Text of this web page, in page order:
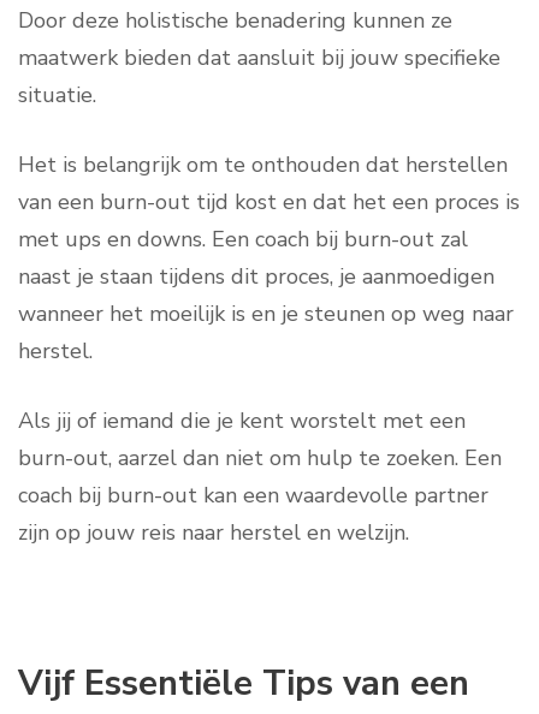
Door deze holistische benadering kunnen ze
maatwerk bieden dat aansluit bij jouw specifieke
situatie.
Het is belangrijk om te onthouden dat herstellen
van een burn-out tijd kost en dat het een proces is
met ups en downs. Een coach bij burn-out zal
naast je staan tijdens dit proces, je aanmoedigen
wanneer het moeilijk is en je steunen op weg naar
herstel.
Als jij of iemand die je kent worstelt met een
burn-out, aarzel dan niet om hulp te zoeken. Een
coach bij burn-out kan een waardevolle partner
zijn op jouw reis naar herstel en welzijn.
Vijf Essentiële Tips van een